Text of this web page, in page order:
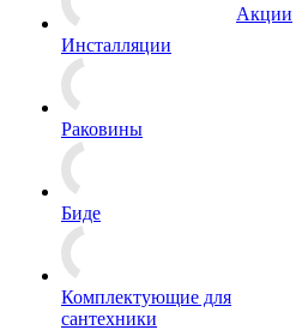
Инсталляции
Раковины
Биде
Комплектующие для
сантехники
Акции